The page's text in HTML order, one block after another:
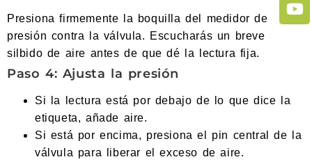
Presiona firmemente la boquilla del medidor de
presión contra la válvula. Escucharás un breve
silbido de aire antes de que dé la lectura fija.
Paso 4: Ajusta la presión
Si la lectura está por debajo de lo que dice la
etiqueta, añade aire.
Si está por encima, presiona el pin central de la
válvula para liberar el exceso de aire.